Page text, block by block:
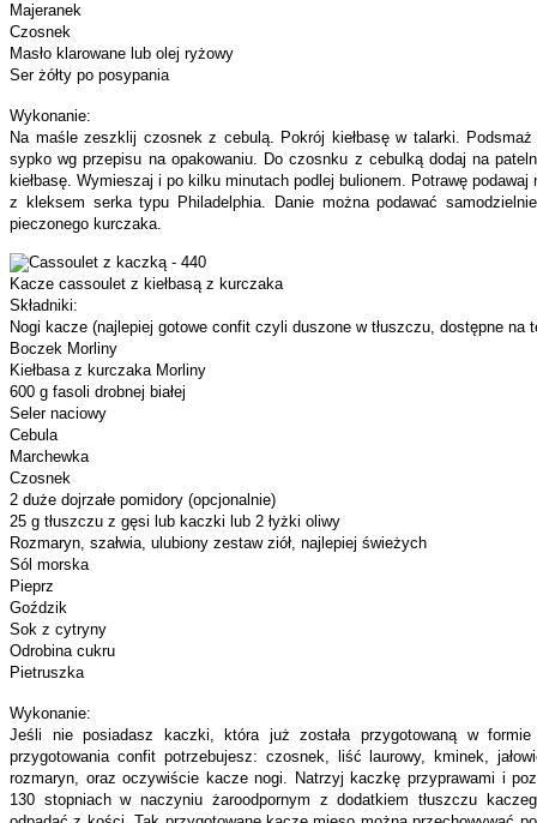
Majeranek
Czosnek
Masło klarowane lub olej ryżowy
Ser żółty po posypania
Wykonanie:
Na maśle zeszklij czosnek z cebulą. Pokrój kiełbasę w talarki.
sypko wg przepisu na opakowaniu. Do czosnku z cebulką dodaj na
kiełbasę. Wymieszaj i po kilku minutach podlej bulionem. Potrawę
z kleksem serka typu Philadelphia. Danie można podawać
pieczonego kurczaka.
Kacze cassoulet z kiełbasą z kurczaka
Składniki:
Nogi kacze (najlepiej gotowe confit czyli duszone w tłuszczu, dostępne na
Boczek Morliny
Kiełbasa z kurczaka Morliny
600 g fasoli drobnej białej
Seler naciowy
Cebula
Marchewka
Czosnek
2 duże dojrzałe pomidory (opcjonalnie)
25 g tłuszczu z gęsi lub kaczki lub 2 łyżki oliwy
Rozmaryn, szałwia, ulubiony zestaw ziół, najlepiej świeżych
Sól morska
Pieprz
Goździk
Sok z cytryny
Odrobina cukru
Pietruszka
Wykonanie:
Jeśli nie posiadasz kaczki, która już została przygotowaną w
przygotowania confit potrzebujesz: czosnek, liść laurowy, kminek,
rozmaryn, oraz oczywiście kacze nogi. Natrzyj kaczkę przyprawami i
130 stopniach w naczyniu żaroodpornym z dodatkiem tłuszczu